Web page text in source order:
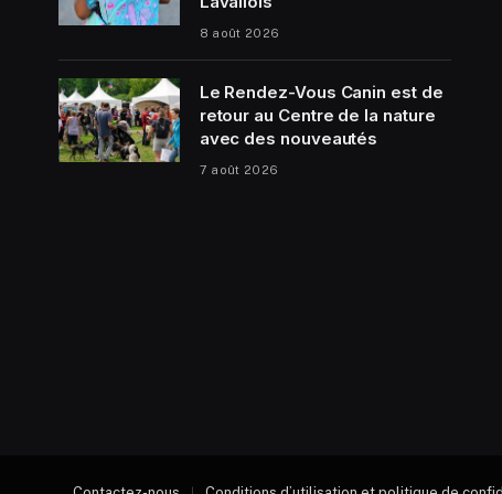
8 août 2026
Le Rendez-Vous Canin est de
retour au Centre de la nature
avec des nouveautés
7 août 2026